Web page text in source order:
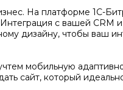
На платформе 1С-
с вашей CRM
дизайну, чтобы ваш
мобильную
сайт, который